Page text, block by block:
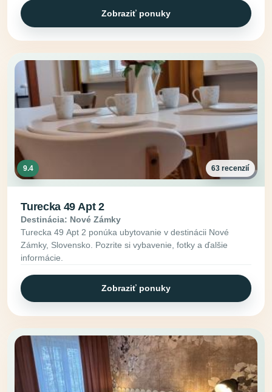
Zobraziť ponuky
9.4 63 recenzií
Turecka 49 Apt 2
Destinácia: Nové Zámky
Turecka 49 Apt 2 ponúka ubytovanie v destinácii Nové
Zámky, Slovensko. Pozrite si vybavenie, fotky a ďalšie
informácie.
Zobraziť ponuky